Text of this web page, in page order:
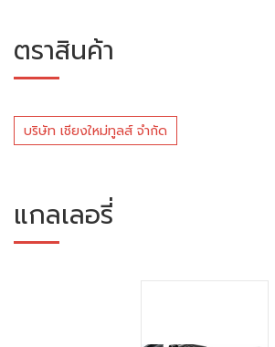
ตราสินค้า
บริษัท เชียงใหม่ทูลส์ จำกัด
แกลเลอรี่